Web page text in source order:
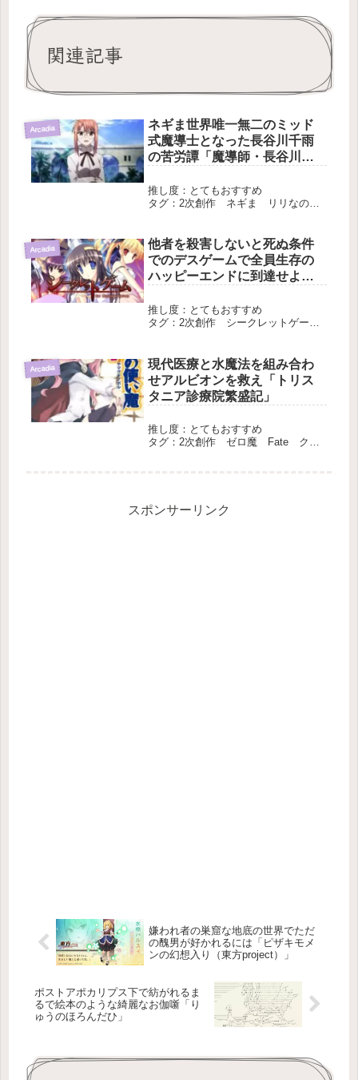
関連記事
Arcadia
ネギま世界唯一無二のミッド
式魔導士となった長谷川千雨
の苦労譚「魔導師・長谷川千
推し度：とてもおすすめ
タグ：2次創作 ネギま リリなの
Arcadia
他者を殺害しないと死ぬ条件
でのデスゲームで全員生存の
ハッピーエンドに到達せよ
推し度：とてもおすすめ
タグ：2次創作 シークレットゲー
Arcadia
現代医療と水魔法を組み合わ
せアルビオンを救え「トリス
タニア診療院繁盛記」
推し度：とてもおすすめ
タグ：2次創作 ゼロ魔 Fate クロ
スポンサーリンク
嫌われ者の巣窟な地底の世界でただ
の醜男が好かれるには「ピザキモメ
ンの幻想入り（東方project）」
ポストアポカリプス下で紡がれるま
るで絵本のような綺麗なお伽噺「り
ゅうのほろんだひ」